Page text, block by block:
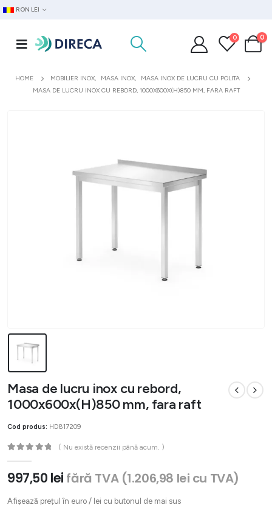
RON LEI
0 0
HOME MOBILIER INOX, MASA INOX,
MASA INOX DE LUCRU CU POLITA
MASA DE LUCRU INOX CU REBORD, 1000X600X(H)850 MM, FARA RAFT
Masa de lucru inox cu rebord,
1000x600x(H)850 mm, fara raft
Cod produs: HD817209
( Nu există recenzii până acum. )
997,50 lei fără TVA (1.206,98 lei cu TVA)
Afișează prețul în euro / lei cu butonul de mai sus